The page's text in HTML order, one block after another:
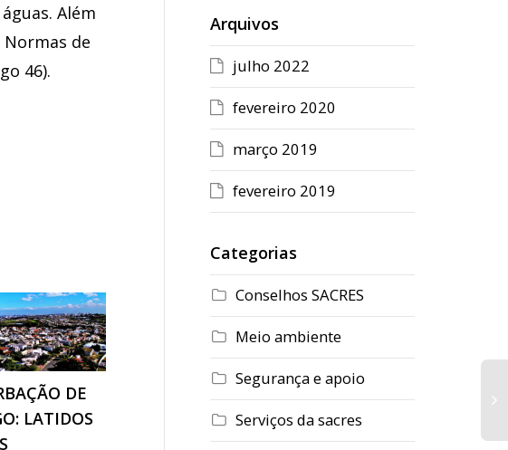
Além
de
46).
DE
LATIDOS
CORRETAMENTE O
TODOS CONTRA A
DENGUE
Arquivos
julho 2022
fevereiro 2020
março 2019
fevereiro 2019
Categorias
Conselhos SACRES
Meio ambiente
Segurança e apoio
Serviços da sacres